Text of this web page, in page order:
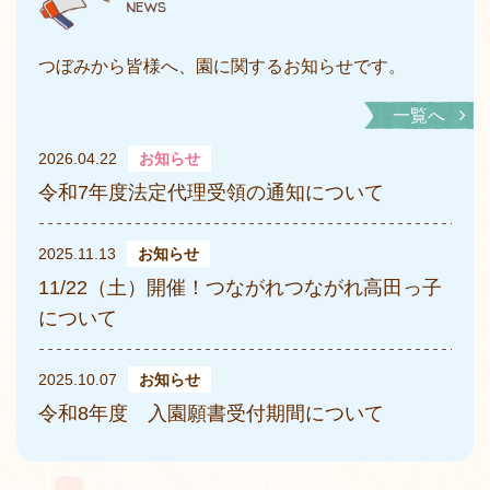
news
つぼみから皆様へ、園に関するお知らせです。
一覧へ
2026.04.22 お知らせ
令和7年度法定代理受領の通知について
2025.11.13 お知らせ
11/22（土）開催！つながれつながれ高田っ子
について
2025.10.07 お知らせ
令和8年度 入園願書受付期間について